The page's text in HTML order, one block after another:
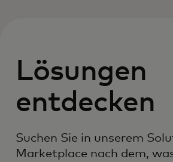
Lösungen
entdecken
Suchen Sie in unserem
Marketplace nach dem,